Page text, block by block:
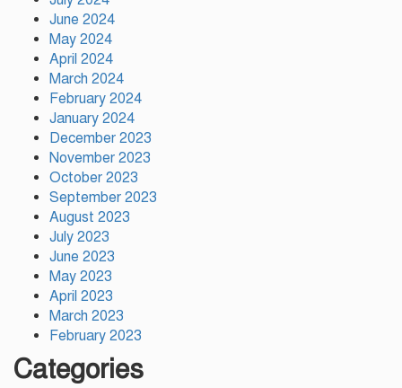
June 2024
May 2024
April 2024
March 2024
February 2024
January 2024
December 2023
November 2023
October 2023
September 2023
August 2023
July 2023
June 2023
May 2023
April 2023
March 2023
February 2023
Categories